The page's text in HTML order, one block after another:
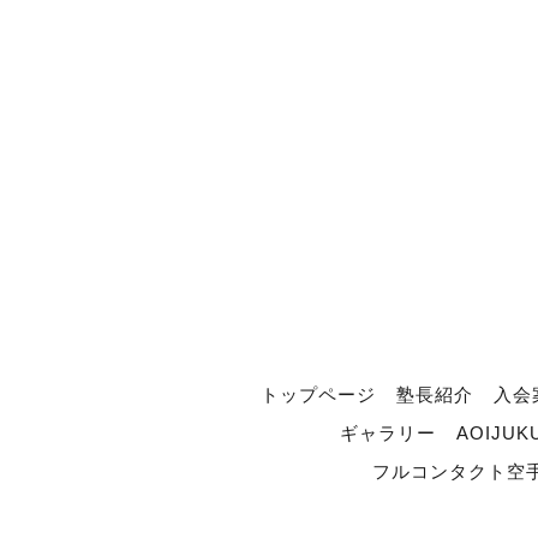
トップページ 塾長紹介
入
ギャラリー
フルコンタクト空